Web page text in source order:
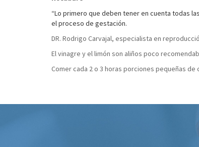
“Lo primero que deben tener en cuenta todas
el proceso de gestación.
DR. Rodrigo Carvajal, especialista en
El vinagre y el limón son aliños poco
Comer cada 2 o 3 horas porciones pequeñas